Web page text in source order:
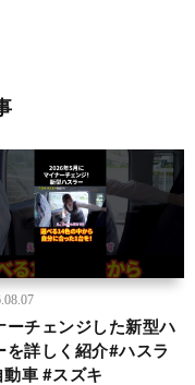
ーチェンジした新型ハ
を詳しく紹介#ハスラ
動車 #スズキ